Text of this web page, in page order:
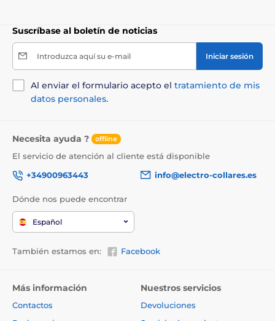
Suscríbase al boletín de noticias
Introduzca aquí su e-mail Iniciar sesión
Al enviar el formulario acepto el tratamiento de mis
datos personales.
Necesita ayuda ? offline
El servicio de atención al cliente está disponible
+34900963443
info@electro-collares.es
Dónde nos puede encontrar
Español
También estamos en: Facebook
Más información
Contactos
Nuestros servicios
Devoluciones